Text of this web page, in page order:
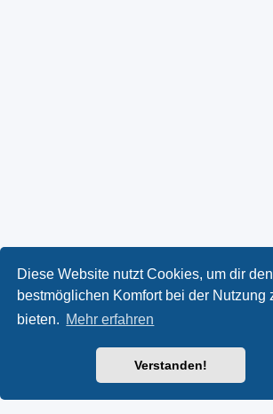
Diese Website nutzt Cookies, um dir den
bestmöglichen Komfort bei der Nutzung
bieten. Mehr erfahren
Verstanden!